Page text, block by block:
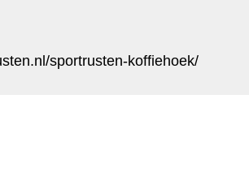
sportrusten-koffiehoek/